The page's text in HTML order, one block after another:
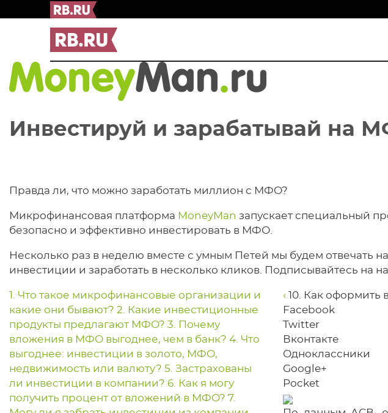
Инвестируй и зарабатывай на
Правда ли, что можно заработать миллион с МФО?
Микрофинансовая платформа MoneyMan запускает специальный
безопасно и эффективно инвестировать в МФО.
Несколько раз в неделю вместе с умным Петей мы будем отвечать
инвестиции и заработать в несколько кликов. Подписывайтесь на
‹ 10. Как
Facebook
Twitter
Вконтакте
Одноклассники
Google+
Pocket
1. Что такое микрофинансовые организации и
какие они бывают? 2. Какие инвестиционные
продукты предлагают МФО? 3. Почему
вложения в МФО выгоднее, чем в банк? 4. Что
выгоднее: инвестиции в золото, МФО,
недвижимость или валюту? 5. Застрахованы
ли инвестиции в компании? 6. Как я могу
получить процент от вложений в МФО? 7.